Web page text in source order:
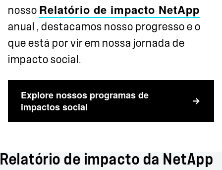
nosso Relatório de impacto NetApp
anual , destacamos nosso progresso e o
que está por vir em nossa jornada de
impacto social.
Explore nossos programas de
impactos social
Relatório de impacto da NetApp